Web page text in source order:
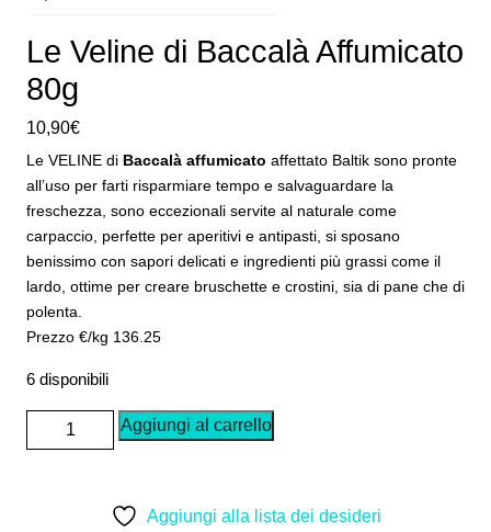
Le Veline di Baccalà Affumicato
80g
10,90€
Le VELINE di Baccalà affumicato affettato Baltik sono pronte
all’uso per farti risparmiare tempo e salvaguardare la
freschezza, sono eccezionali servite al naturale come
carpaccio, perfette per aperitivi e antipasti, si sposano
benissimo con sapori delicati e ingredienti più grassi come il
lardo, ottime per creare bruschette e crostini, sia di pane che di
polenta.
Prezzo €/kg 136.25
6 disponibili
Veline
Aggiungi al carrello
Aggiungi alla lista dei desideri